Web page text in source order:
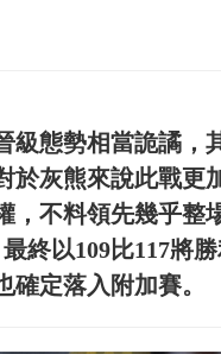
級態勢相當詭譎，
於灰熊來說此戰更
，不料領先幾乎整
終以109比117將
確定落入附加賽。